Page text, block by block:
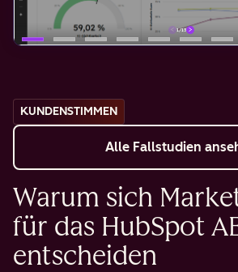
KUNDENSTIMMEN
Alle Fallstudien
Warum sich
für das HubSpot
entscheiden